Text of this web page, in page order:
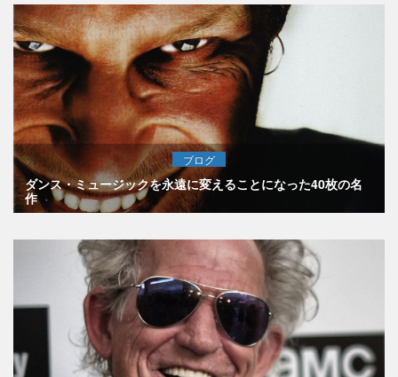
ブログ
ダンス・ミュージックを永遠に変えることになった40枚の名
作